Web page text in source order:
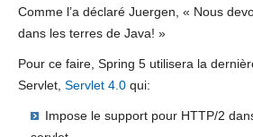
Comme l’a déclaré Juergen, « Nous
dans les terres de Java! »
Pour ce faire, Spring 5 utilisera la
Servlet, Servlet 4.0 qui:
Impose le support pour HTTP/2